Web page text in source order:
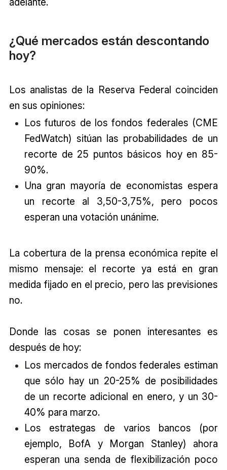
¿Qué mercados están descontando
hoy?
Los analistas de la Reserva Federal coinciden
en sus opiniones:
Los futuros de los fondos federales (CME
FedWatch) sitúan las probabilidades de un
recorte de 25 puntos básicos hoy en 85-
90%.
Una gran mayoría de economistas espera
un recorte al 3,50-3,75%, pero pocos
esperan una votación unánime.
La cobertura de la prensa económica repite el
mismo mensaje: el recorte ya está en gran
medida fijado en el precio, pero las previsiones
no.
Donde las cosas se ponen interesantes es
después de hoy:
Los mercados de fondos federales estiman
que sólo hay un 20-25% de posibilidades
de un recorte adicional en enero, y un 30-
40% para marzo.
Los estrategas de varios bancos (por
ejemplo, BofA y Morgan Stanley) ahora
esperan una senda de flexibilización poco